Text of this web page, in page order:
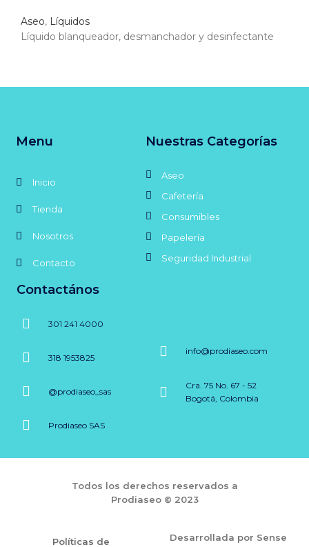
Aseo, Líquidos
Líquido blanqueador, desmanchador y desinfectante
Menu
Inicio
Tienda
Nosotros
Contacto
Nuestras Categorías
Aseo
Cafetería
Consumibles
Papelería
Seguridad Industrial
Contactános
301 241 4000
318 1953825
@prodiaseo_sas
Prodiaseo SAS
info@prodiaseo.com
Cra. 75 No. 67 - 52
Bogotá, Colombia
Todos los derechos reservados a
Prodiaseo © 2023
Políticas de
Desarrollada por Sense